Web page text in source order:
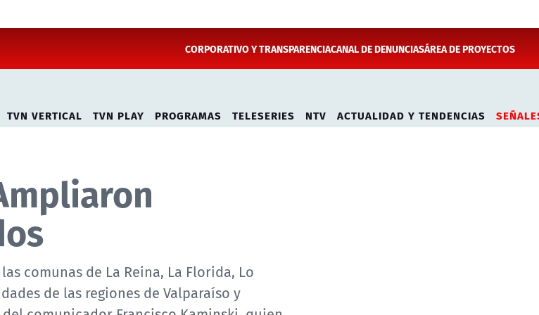
CORPORATIVO Y TRANSPARENCIACANAL DE DENUNCIASÁREA DE PROYECTOS
TVN VERTICAL TVN PLAY PROGRAMAS TELESERIES NTV ACTUALIDAD Y TENDENCIAS
comunas de La Reina, La Florida, Lo
de las regiones de Valparaíso y